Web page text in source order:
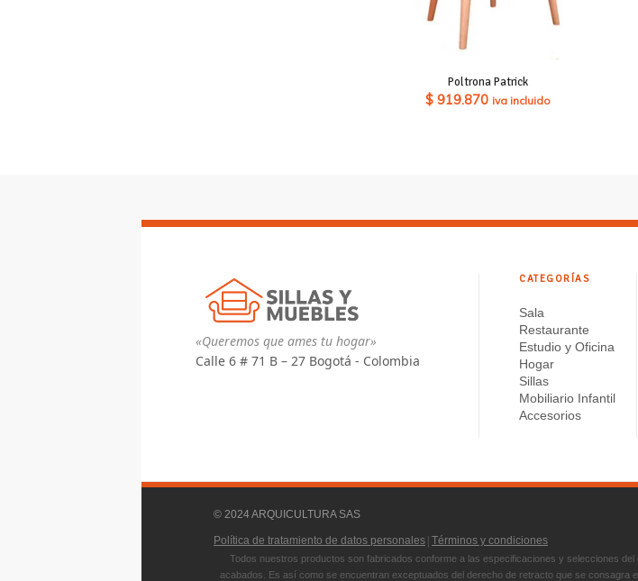
Poltrona Patrick
$ 919.870 iva incluido
«Queremos que ames tu hogar»
Calle 6 # 71 B – 27 Bogotá - Colombia
CATEGORÍAS
Sala
Restaurante
Estudio y Oficina
Hogar
Sillas
Mobiliario Infantil
Accesorios
© 2024 ARQUICULTURA SAS
Política de tratamiento de datos personales | Términos y condiciones
Todos nuestros productos son fabricados conforme a las especificaciones y selecciones
acabados. Es así como se encuentran exceptuados del derecho de retracto que se consagra